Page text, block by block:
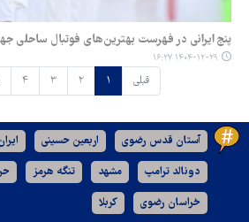
پنج ایرانی در فهرست بهترین‌های فوتبال ساحلی
۱۴۰۴-۱۲-۲۹ ۱۶:۲۷
قبلی ۱ ۲ ۳ ۴
آستان قدس رضوی اربعین حسینی
دونالد ترامپ مشهد تنگه هرمز
خراسان رضوی کربلا